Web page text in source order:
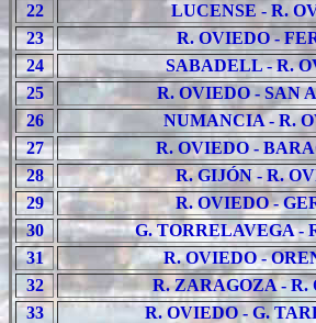
22
LUCENSE - R.
23
R. OVIEDO -
24
SABADELL - R.
25
R. OVIEDO - SAN
26
NUMANCIA - R.
27
R. OVIEDO -
28
R. GIJÓN - R.
29
R. OVIEDO -
30
G. TORRELAVEGA -
31
R. OVIEDO -
32
R. ZARAGOZA - R.
33
R. OVIEDO - G.